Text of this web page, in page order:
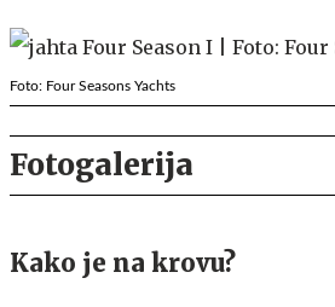
Foto: Four Seasons Yachts
Fotogalerija
Kako je na krovu?